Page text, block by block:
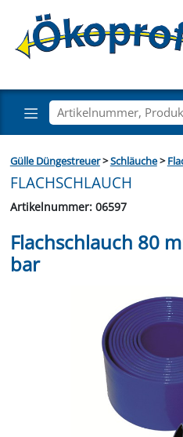
Gülle Düngestreuer>Schläuche>
FLACHSCHLAUCH
Artikelnummer: 06597
Flachschlauch 80
bar